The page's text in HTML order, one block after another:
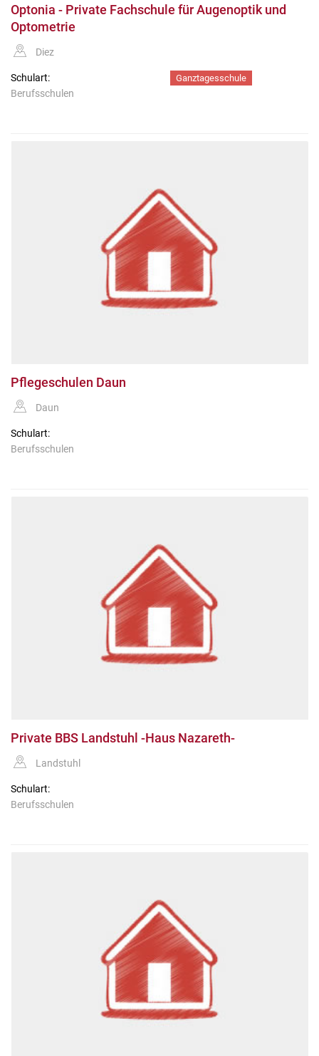
Optonia - Private Fachschule für Augenoptik und
Optometrie
Diez
Schulart:
Berufsschulen
Ganztagesschule
Pflegeschulen Daun
Daun
Schulart:
Berufsschulen
Private BBS Landstuhl -Haus Nazareth-
Landstuhl
Schulart:
Berufsschulen